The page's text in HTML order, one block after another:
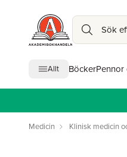
Sök
Allt Böcker
Medicin Klinisk medicin